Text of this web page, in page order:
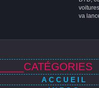
va
_____CATÉGORIES
ACCUEIL